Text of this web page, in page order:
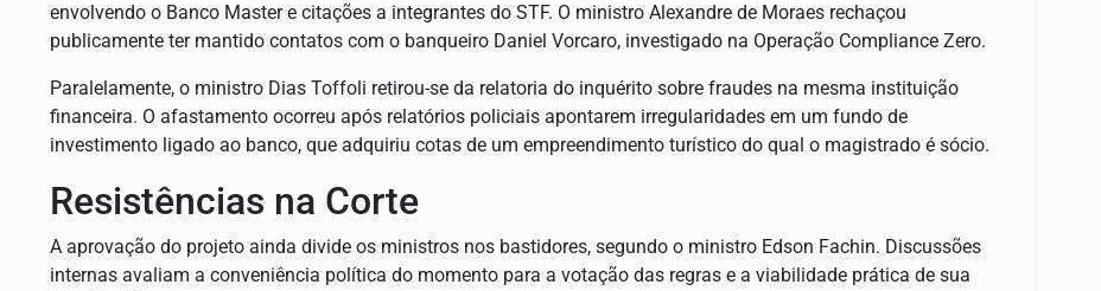
envolvendo o Banco Master e citações a integrantes do STF. O ministro Alexandre de Moraes rechaçou
publicamente ter mantido contatos com o banqueiro Daniel Vorcaro, investigado na Operação Compliance Zero.
Paralelamente, o ministro Dias Toffoli retirou-se da relatoria do inquérito sobre fraudes na mesma instituição
financeira. O afastamento ocorreu após relatórios policiais apontarem irregularidades em um fundo de
investimento ligado ao banco, que adquiriu cotas de um empreendimento turístico do qual o magistrado é sócio.
Resistências na Corte
A aprovação do projeto ainda divide os ministros nos bastidores, segundo o ministro Edson Fachin. Discussões
internas avaliam a conveniência política do momento para a votação das regras e a viabilidade prática de sua